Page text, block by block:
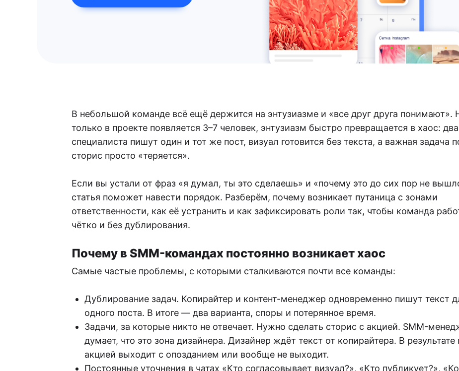
В небольшой команде всё ещё держится на энтузиазме и «все друг друга понимают».
только в проекте появляется 3–7 человек, энтузиазм быстро превращается в хаос: два
специалиста пишут один и тот же пост, визуал готовится без текста, а важная задача
сторис просто «теряется».
Если вы устали от фраз «я думал, ты это сделаешь» и «почему это до сих пор не
статья поможет навести порядок. Разберём, почему возникает путаница с зонами
ответственности, как её устранить и как зафиксировать роли так, чтобы команда
чётко и без дублирования.
Почему в SMM-командах постоянно возникает хаос
Самые частые проблемы, с которыми сталкиваются почти все команды:
Дублирование задач. Копирайтер и контент-менеджер одновременно пишут текст
одного поста. В итоге — два варианта, споры и потерянное время.
Задачи, за которые никто не отвечает. Нужно сделать сторис с акцией. SMM-
думает, что это зона дизайнера. Дизайнер ждёт текст от копирайтера. В результате
акцией выходит с опозданием или вообще не выходит.
Постоянные уточнения в чатах «Кто согласовывает визуал?», «Кто публикует?»,